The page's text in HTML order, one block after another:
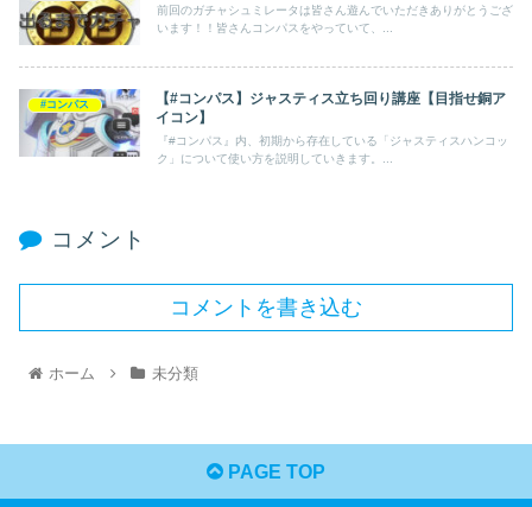
前回のガチャシュミレータは皆さん遊んでいただきありがとうござ
います！！皆さんコンパスをやっていて、...
#コンパス
【#コンパス】ジャスティス立ち回り講座【目指せ銅ア
イコン】
『#コンパス』内、初期から存在している「ジャスティスハンコッ
ク」について使い方を説明していきます。...
コメント
コメントを書き込む
ホーム 未分類
PAGE TOP